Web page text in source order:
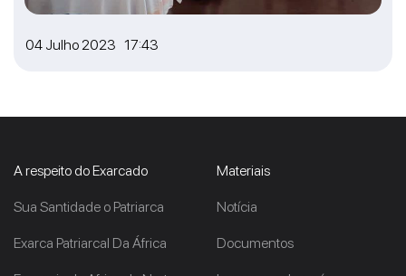
04 Julho 2023 17:43
A respeito do Exarcado
Sua Santidade o Patriarca
Exarca Patriarcal Da África
Materiais
Notícia
Documentos